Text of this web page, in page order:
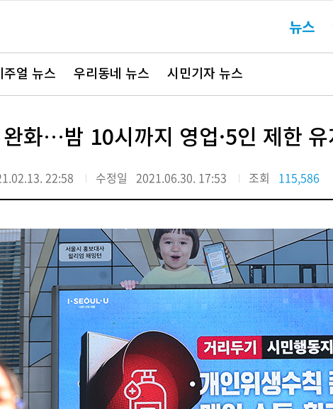
요뉴스
주얼 뉴스 우리동네 뉴스 시민기자 뉴스
화…밤 10시까지 영업·5인 제한 유
22:58 수정일 2021.06.30. 17:53 조회 115,586